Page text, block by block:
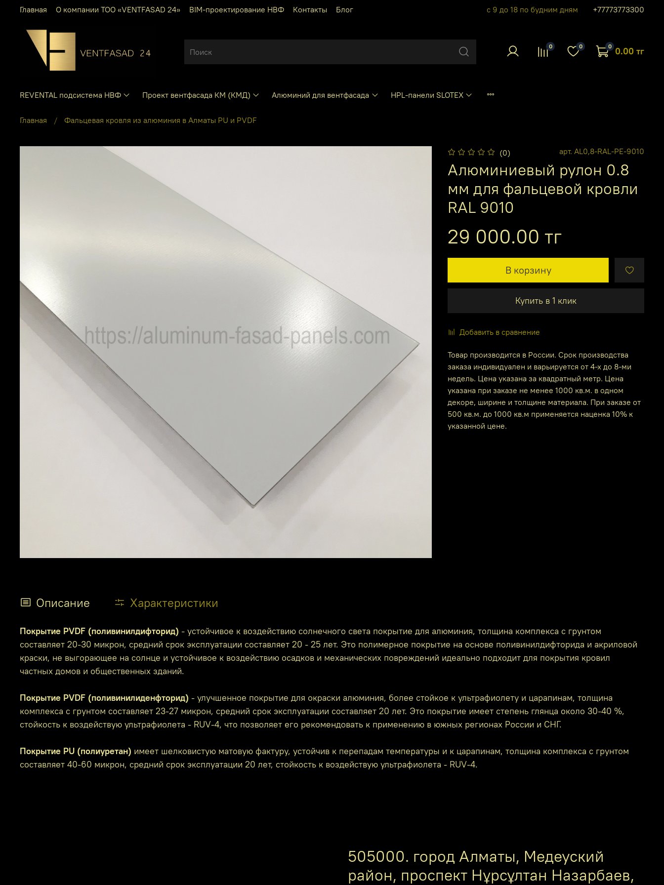
Главная О компании ТОО «VENTFASAD 24» BIM-проектирование НВФ Контакты Блог с 9 до 18 по будним дням +77773773300
0 0 0 0.00 тг
REVENTAL подсистема НВФ Проект вентфасада КМ (КМД) Алюминий для вентфасада HPL-панели SLOTEX
Главная Фальцевая кровля из алюминия в Алматы PU и PVDF
(0) арт. AL0,8-RAL-PE-9010
Алюминиевый рулон 0.8
мм для фальцевой кровли
RAL 9010
29 000.00 тг
В корзину
Купить в 1 клик
Добавить в сравнение
Товар производится в России. Срок производства
заказа индивидуален и варьируется от 4-х до 8-ми
недель. Цена указана за квадратный метр. Цена
указана при заказе не менее 1000 кв.м. в одном
декоре, ширине и толщине материала. При заказе от
500 кв.м. до 1000 кв.м применяется наценка 10% к
указанной цене.
Описание Характеристики
Покрытие PVDF (поливинилдифторид) - устойчивое к воздействию солнечного света покрытие для алюминия, толщина комплекса с грунтом
составляет 20-30 микрон, средний срок эксплуатации составляет 20 - 25 лет. Это полимерное покрытие на основе поливинилдифторида и акриловой
краски, не выгорающее на солнце и устойчивое к воздействию осадков и механических повреждений идеально подходит для покрытия кровил
частных домов и общественных зданий.
Покрытие PVDF (поливинилиденфторид) - улучшенное покрытие для окраски алюминия, более стойкое к ультрафиолету и царапинам, толщина
комплекса с грунтом составляет 23-27 микрон, средний срок эксплуатации составляет 20 лет. Это покрытие имеет степень глянца около 30-40 %,
стойкость к воздействую ультрафиолета - RUV-4, что позволяет его рекомендовать к применению в южных регионах России и СНГ.
Покрытие PU (полиуретан) имеет шелковистую матовую фактуру, устойчив к перепадам температуры и к царапинам, толщина комплекса с грунтом
составляет 40-60 микрон, средний срок эксплуатации 20 лет, стойкость к воздействую ультрафиолета - RUV-4.
505000. город Алматы, Медеуский
район, проспект Нұрсұлтан Назарбаев,